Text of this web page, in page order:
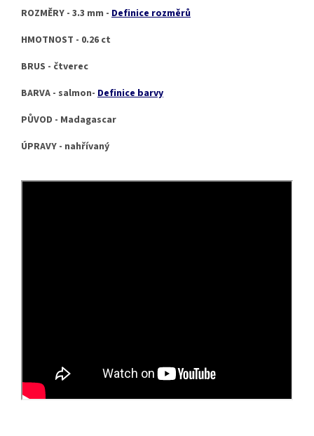
ROZMĚRY - 3.3 mm - Definice rozměrů
HMOTNOST - 0.26 ct
BRUS - čtverec
BARVA - salmon- Definice barvy
PŮVOD - Madagascar
ÚPRAVY - nahřívaný